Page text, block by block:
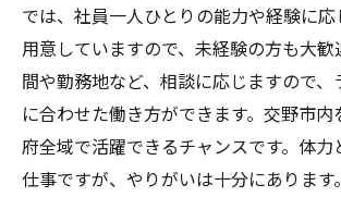
では、社員一人ひとりの能力や経験に
用意していますので、未経験の方も大歓
間や勤務地など、相談に応じますので、
に合わせた働き方ができます。交野市内
府全域で活躍できるチャンスです。体力
仕事ですが、やりがいは十分にあります